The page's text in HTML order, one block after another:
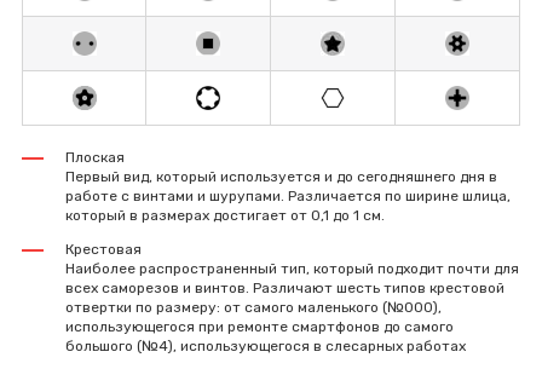
Плоская
Первый вид, который используется и до сегодняшнего дня в
работе с винтами и шурупами. Различается по ширине шлица,
который в размерах достигает от 0,1 до 1 см.
Крестовая
Наиболее распространенный тип, который подходит почти для
всех саморезов и винтов. Различают шесть типов крестовой
отвертки по размеру: от самого маленького (№000),
использующегося при ремонте смартфонов до самого
большого (№4), использующегося в слесарных работах